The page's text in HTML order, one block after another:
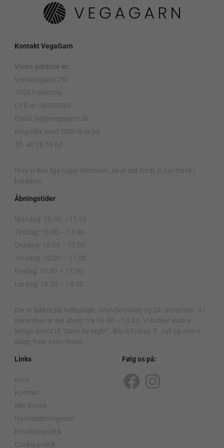
Kontakt VegaGarn
Vores adresse er:
Vendersgade 26C
7000 Fredericia
CVR nr. 36593989
Email: hej@vegagarn.dk
Ring eller send SMS til os på:
Tlf. 40 76 53 63
Hvis vi ikke lige tager telefonen, så er det fordi, vi har travlt i
butikken.
Åbningstider
Mandag: 10.00 – 17.00
Tirsdag: 10.00 – 17.00
Onsdag: 10.00 – 17.00
Torsdag: 10.00 – 17.00
Fredag: 10.00 – 17.00
Lørdag: 10.00 – 14.00
Der er lukket på helligdage, Grundlovsdag og 24. december. 31.
December er der åbent fra 10.00 – 13.00. Vi holder ekstra
længe åbent til “Open by night”, Black Friday, 5. Juli og andre
dage, hvor byen fester.
Links
Kurv
Kontakt
Min Konto
Handelsbetingelser
Privatlivspolitik
Cookie politik
Følg os på:
F
I